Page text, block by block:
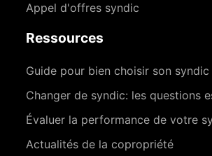
Appel d'offres syndic
Ressources
Guide pour bien choisir son syndic
Changer de syndic: les questions
Évaluer la performance de votre
Actualités de la copropriété